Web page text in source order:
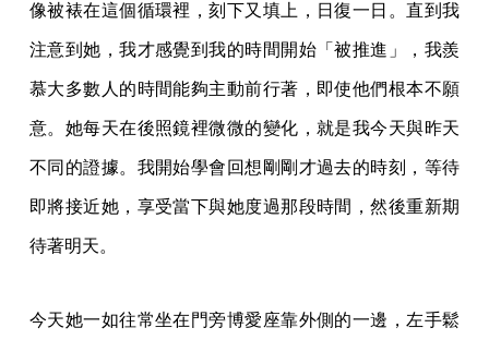
像被裱在這個循環裡，刻下又填上，日復一日。直到我
注意到她，我才感覺到我的時間開始「被推進」，我羨
慕大多數人的時間能夠主動前行著，即使他們根本不願
意。她每天在後照鏡裡微微的變化，就是我今天與昨天
不同的證據。我開始學會回想剛剛才過去的時刻，等待
即將接近她，享受當下與她度過那段時間，然後重新期
待著明天。
今天她一如往常坐在門旁博愛座靠外側的一邊，左手鬆